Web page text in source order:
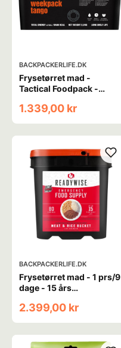
BACKPACKERLIFE.DK
Frysetørret mad -
Tactical Foodpack -
1.339,00 kr
BACKPACKERLIFE.DK
Frysetørret mad - 1 prs/9
dage - 15 års
2.399,00 kr